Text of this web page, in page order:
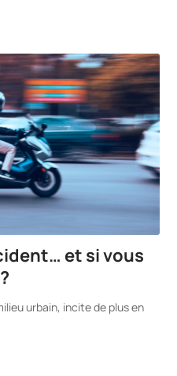
et si vous
urbain, incite de plus en